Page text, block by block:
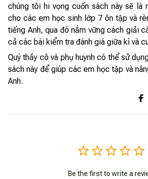
chúng tôi hi vọng cuốn sách này sẽ là
cho các em học sinh lớp 7 ôn tập và
tiếng Anh, qua đó nắm vững cách giải
cả các bài kiểm tra đánh giá giữa kì và
Quý thầy cô và phụ huynh có thể sử
sách này để giúp các em học tập và
Anh.
Be the first to write a